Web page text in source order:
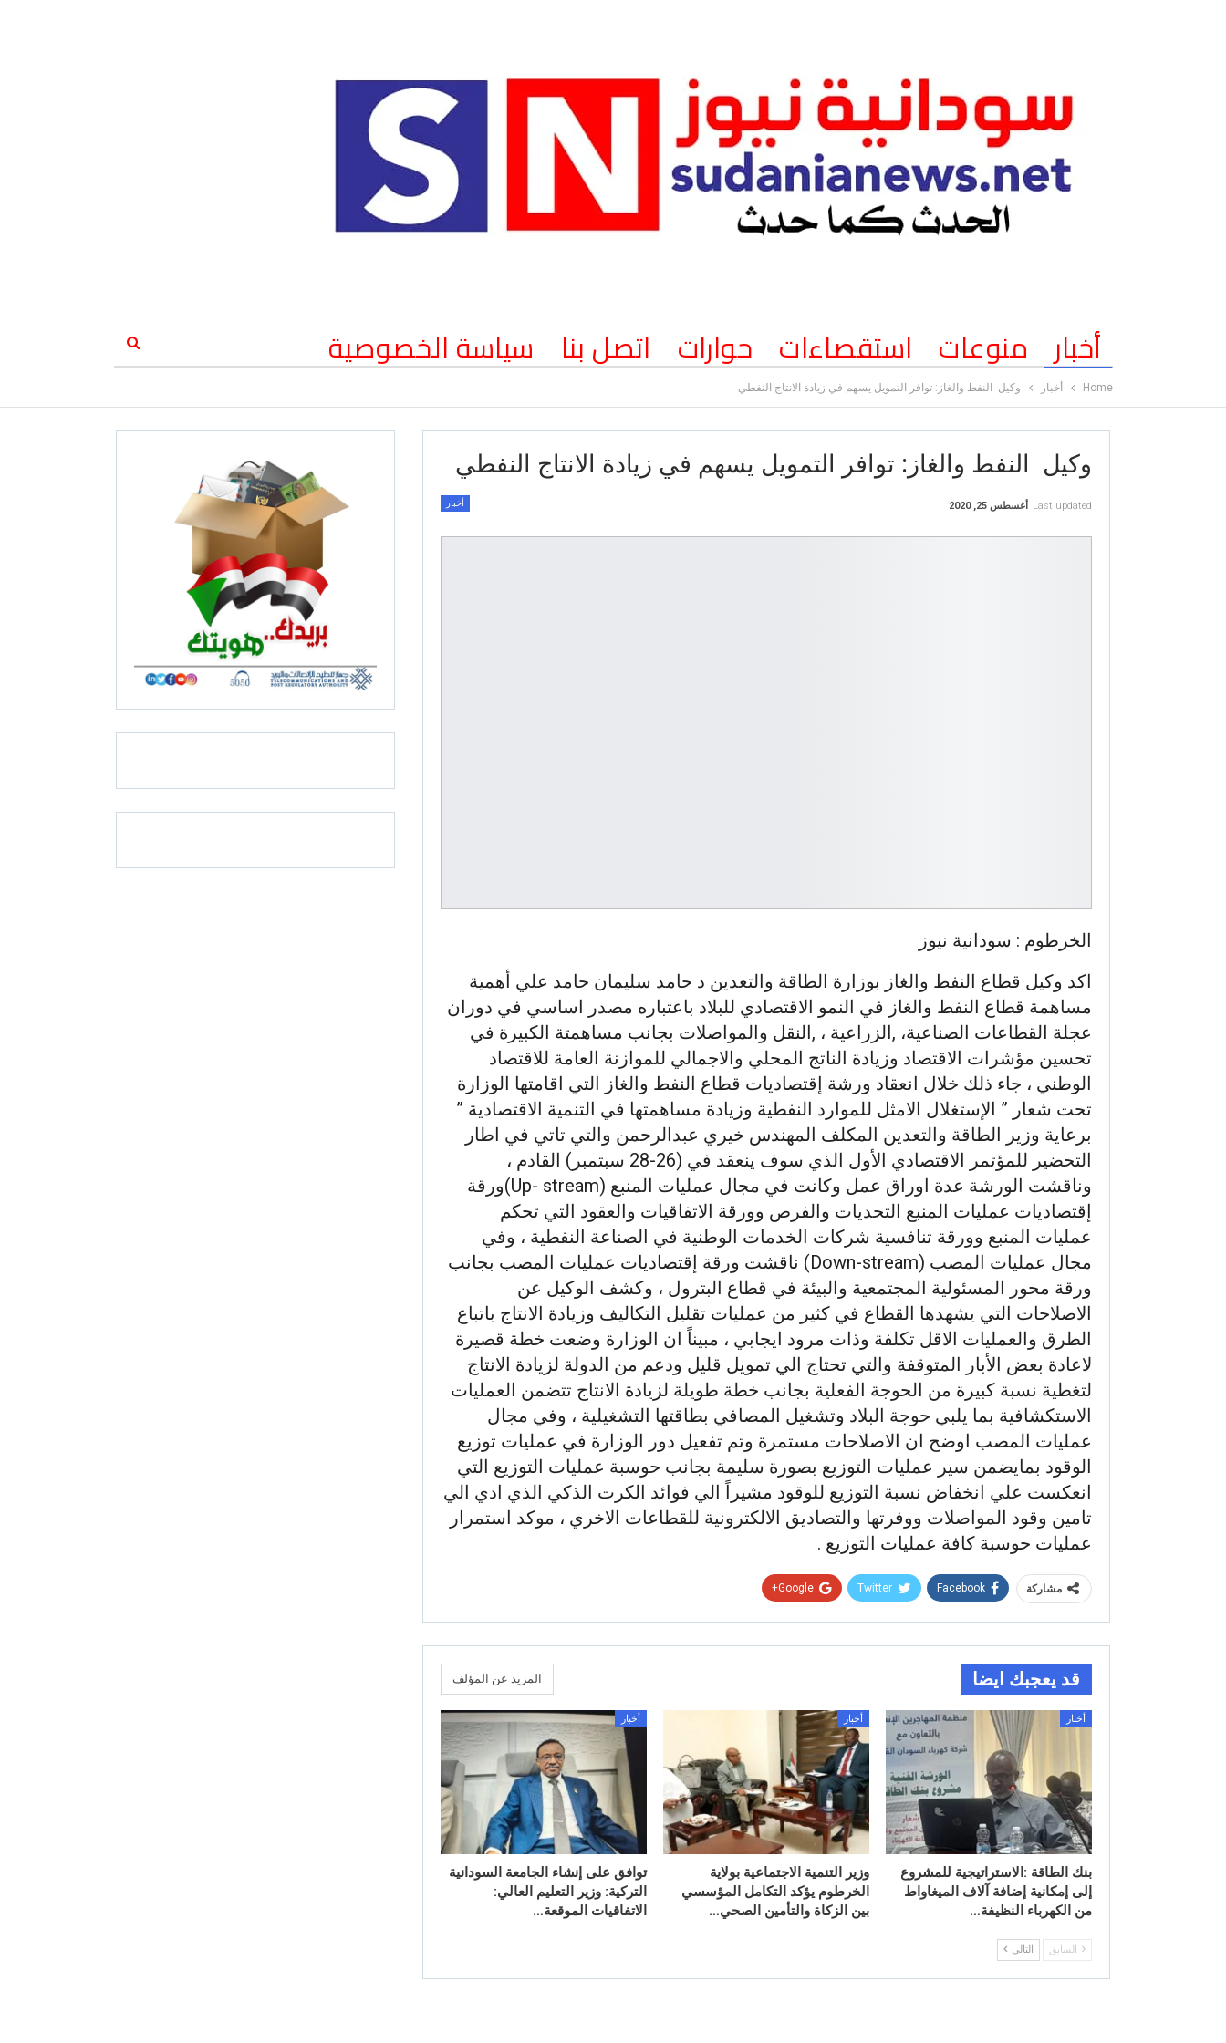
أخبار منوعات استقصاءات حوارات اتصل بنا سياسة الخصوصية
Home أخبار وكيل النفط والغاز: توافر التمويل يسهم في زيادة الانتاج النفطي
وكيل النفط والغاز: توافر التمويل يسهم في زيادة الانتاج النفطي
أخبار Last updated أغسطس 25, 2020
الخرطوم : سودانية نيوز
اكد وكيل قطاع النفط والغاز بوزارة الطاقة والتعدين د حامد سليمان حامد علي أهمية
مساهمة قطاع النفط والغاز في النمو الاقتصادي للبلاد باعتباره مصدر اساسي في دوران
عجلة القطاعات الصناعية، ,الزراعية ، ,النقل والمواصلات بجانب مساهمتة الكبيرة في
تحسين مؤشرات الاقتصاد وزيادة الناتج المحلي والاجمالي للموازنة العامة للاقتصاد
الوطني ، جاء ذلك خلال انعقاد ورشة إقتصاديات قطاع النفط والغاز التي اقامتها الوزارة
تحت شعار ” الإستغلال الامثل للموارد النفطية وزيادة مساهمتها في التنمية الاقتصادية ”
برعاية وزير الطاقة والتعدين المكلف المهندس خيري عبدالرحمن والتي تاتي في اطار
التحضير للمؤتمر الاقتصادي الأول الذي سوف ينعقد في (26-28 سبتمبر) القادم ،
وناقشت الورشة عدة اوراق عمل وكانت في مجال عمليات المنبع (Up- stream)ورقة
إقتصاديات عمليات المنبع التحديات والفرص وورقة الاتفاقيات والعقود التي تحكم
عمليات المنبع وورقة تنافسية شركات الخدمات الوطنية في الصناعة النفطية ، وفي
مجال عمليات المصب (Down-stream) ناقشت ورقة إقتصاديات عمليات المصب بجانب
ورقة محور المسئولية المجتمعية والبيئة في قطاع البترول ، وكشف الوكيل عن
الاصلاحات التي يشهدها القطاع في كثير من عمليات تقليل التكاليف وزيادة الانتاج باتباع
الطرق والعمليات الاقل تكلفة وذات مرود ايجابي ، مبيناً ان الوزارة وضعت خطة قصيرة
لاعادة بعض الأبار المتوقفة والتي تحتاج الي تمويل قليل ودعم من الدولة لزيادة الانتاج
لتغطية نسبة كبيرة من الحوجة الفعلية بجانب خطة طويلة لزيادة الانتاج تتضمن العمليات
الاستكشافية بما يلبي حوجة البلاد وتشغيل المصافي بطاقتها التشغيلية ، وفي مجال
عمليات المصب اوضح ان الاصلاحات مستمرة وتم تفعيل دور الوزارة في عمليات توزيع
الوقود بمايضمن سير عمليات التوزيع بصورة سليمة بجانب حوسبة عمليات التوزيع التي
انعكست علي انخفاض نسبة التوزيع للوقود مشيراً الي فوائد الكرت الذكي الذي ادي الي
تامين وقود المواصلات ووفرتها والتصاديق الالكترونية للقطاعات الاخري ، موكد استمرار
عمليات حوسبة كافة عمليات التوزيع .
مشاركة Facebook
Twitter
Google+
قد يعجبك ايضا المزيد عن المؤلف
أخبار
بنك الطاقة :الاستراتيجية للمشروع
إلى إمكانية إضافة آلاف الميغاواط
من الكهرباء النظيفة…
أخبار
وزير التنمية الاجتماعية بولاية
الخرطوم يؤكد التكامل المؤسسي
بين الزكاة والتأمين الصحي…
أخبار
توافق على إنشاء الجامعة السودانية
التركية: وزير التعليم العالي:
الاتفاقيات الموقعة…
السابق التالي